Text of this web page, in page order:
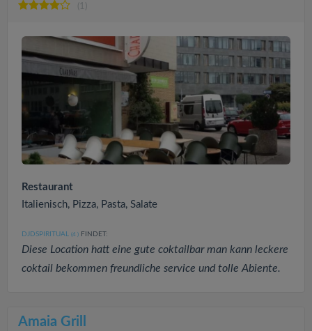
(1)
Restaurant
Italienisch, Pizza, Pasta, Salate
DJDSPIRITUAL (4 ) FINDET:
Diese Location hatt eine gute coktailbar man kann leckere
coktail bekommen freundliche service und tolle Abiente.
Amaia Grill